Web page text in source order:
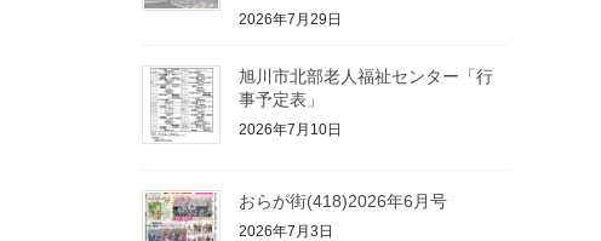
2026年7月29日
旭川市北部老人福祉センター「行
事予定表」
2026年7月10日
おらが街(418)2026年6月号
2026年7月3日